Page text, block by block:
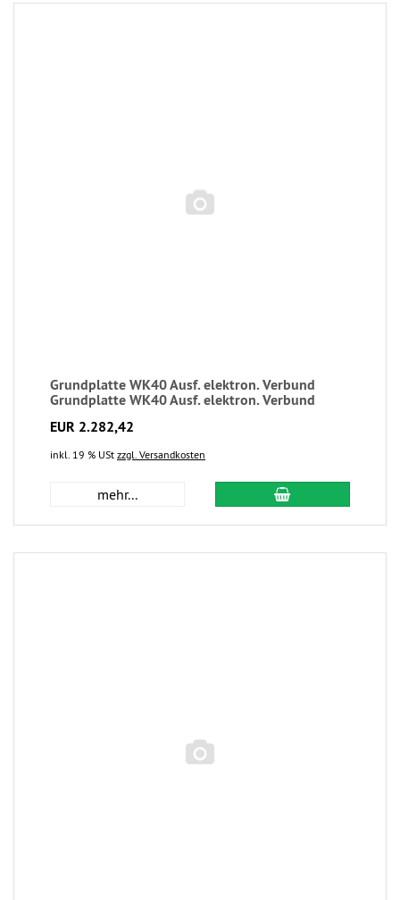
Grundplatte WK40 Ausf. elektron. Verbund
Grundplatte WK40 Ausf. elektron. Verbund
EUR 2.282,42
inkl. 19 % USt zzgl. Versandkosten
mehr...